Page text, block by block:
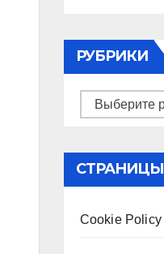
РУБРИКИ
Рубрики
СТРАНИЦЫ
Cookie Policy